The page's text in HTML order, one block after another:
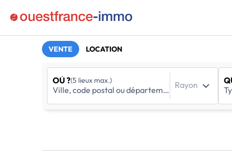
VENTE LOCATION
OÙ ?(5 lieux max.) Rayon